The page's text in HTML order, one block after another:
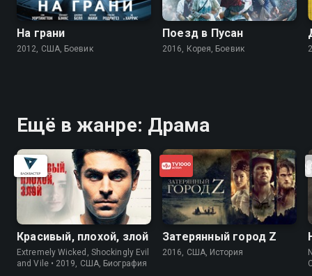
На грани
2012, США, Боевик
Поезд в Пусан
2016, Корея, Боевик
Ещё в жанре: Драма
Красивый, плохой, злой
Extremely Wicked, Shockingly Evil
and Vile • 2019, США, Биография
Затерянный город Z
2016, США, История